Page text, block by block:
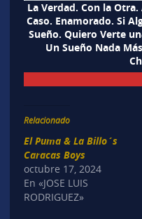
La Verdad. Con la
Caso. Enamorado. Si
Sueño. Quiero Verte
Un Sueño Nada
Relacionado
El Puma & La Billo´s
Caracas Boys
octubre 17, 2024
En «JOSE LUIS
RODRIGUEZ»